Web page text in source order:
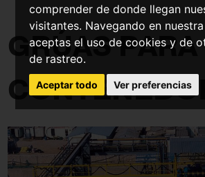
comprender de donde llegan
visitantes. Navegando en
aceptas el uso de cookies y de
de rastreo.
Aceptar todo Ver preferencias
GRÚAS PARA